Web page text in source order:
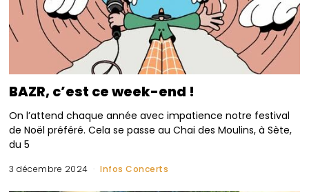
BAZR, c’est ce week-end !
On l’attend chaque année avec impatience notre festival
de Noël préféré. Cela se passe au Chai des Moulins, à Sète,
du 5
3 décembre 2024 Infos Concerts